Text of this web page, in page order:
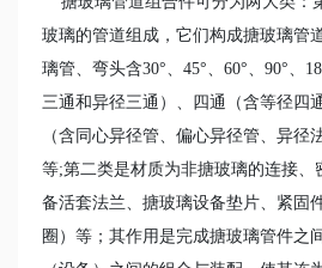
玻璃的管道组成，它们构成搪玻璃管
璃管、弯头含30°、45°、60°、90°、
三通和异径三通）、四通（含等径四
（含同心异径管、偏心异径管、异径
等;第二类是材质为非搪玻璃的连接、
备活套法兰、搪玻璃设备垫片、紧固
圈）等；其作用是完成搪玻璃管件之